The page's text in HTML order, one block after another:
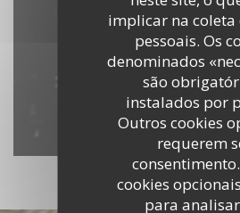
implicar na coleta
pessoais. Os
denominados
são
instalados por
Outros cookies
requerem
consentimento.
cookies
para